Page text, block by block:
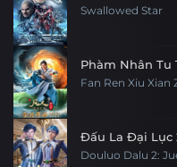
Swallowed Star
Phàm Nhân Tu
Fan Ren Xiu Xian
Đấu La Đại Lục
Douluo Dalu 2: